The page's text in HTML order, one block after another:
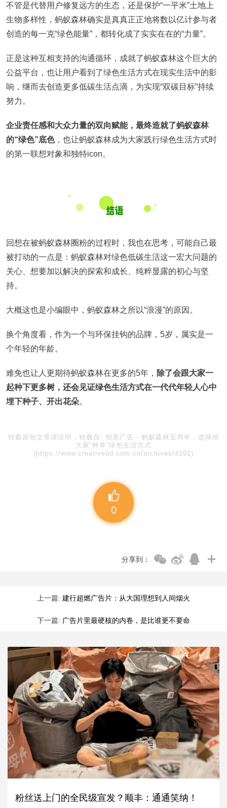
不管是代替用户修复远方的生态，还是保护“一平米”土地上
生物多样性，蚂蚁森林确实是真真正正地将数以亿计参与者
创造的每一克“绿色能量”，都转化成了实实在在的“力量”。
正是这种互相支持的沟通循环，成就了蚂蚁森林这个巨大的
公益平台，也让用户看到了绿色生活方式在现实生活中的影
响，继而去创造更多低碳生活点滴，为实现“双碳目标”持续
努力。
企业责任感和大众力量的双向赋能，最终造就了蚂蚁森林
的“绿色”底色，也让蚂蚁森林成为大家践行绿色生活方式时
的第一联想对象和独特icon。
回想在被蚂蚁森林圈粉的过程时，我也在思考，可能自己最
被打动的一点是：蚂蚁森林对绿色低碳生活这一宏大问题的
关心、想要加以解决的探索和成长、纯粹显露的初心与坚
持。
大概这也是小编眼中，蚂蚁森林之所以“浪漫”的原因。
换个角度看，作为一个与环保挂钩的品牌，5岁，属实是一
个年轻的年龄。
难免也让人更期待蚂蚁森林在更多的5年， 除了会跟大家一
起种下更多树，还会见证绿色生活方式在一代代年轻人心中
埋下种子、开出花朵。
转载原创文章请注明，转载自: 创意广告 - 蚂蚁森林五周年，选择给
大家“种草”绿色生活方式
(https://www.creativead.com.cn/archives/4191)
0
分享到：
上一篇: 建行超燃广告片：从大国理想到人间烟火
下一篇: 广告片里最硬核的内卷，是比谁更不要命
粉丝送上门的全民级宣发？顺丰：通通笑纳！